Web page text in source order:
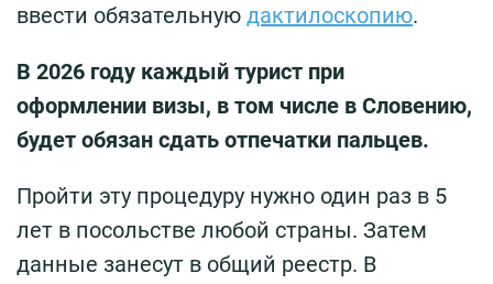
ввести обязательную дактилоскопию.
В 2026 году каждый турист при
оформлении визы, в том числе в Словению,
будет обязан сдать отпечатки пальцев.
Пройти эту процедуру нужно один раз в 5
лет в посольстве любой страны. Затем
данные занесут в общий реестр. В